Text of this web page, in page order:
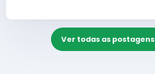
Ver todas as postagens